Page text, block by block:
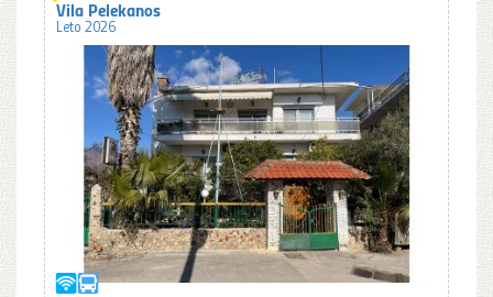
Vila Pelekanos
Leto 2026